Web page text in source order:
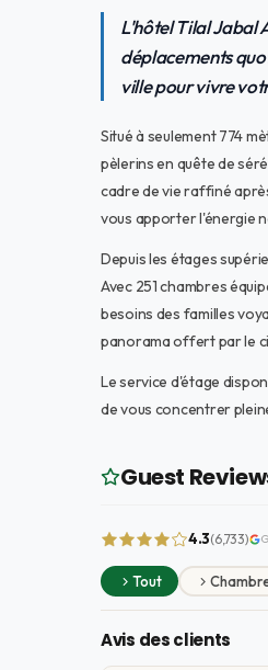
L'hôtel Tilal Jabal
déplacements
ville pour vivre
Situé à seulement 774
pèlerins en quête de
cadre de vie raffiné
vous apporter l'énergie
Depuis les étages
Avec 251 chambres
besoins des familles
panorama offert par le
Le service d'étage
de vous concentrer
Guest
4.3(6,733)
Tout
Avis des clients